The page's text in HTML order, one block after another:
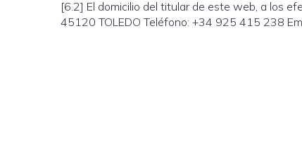
[6.2] El domicilio del titular de este web, a los
45120 TOLEDO Teléfono: +34 925 415 238